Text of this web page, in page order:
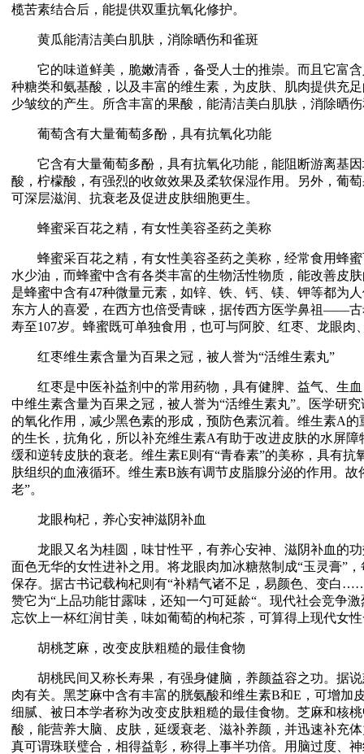
榄苦素结合后，能提供双重抗氧化修护。
黄瓜能清洁美白肌肤，消除晒伤和雀斑
它的味道鲜美，脆嫩清香，备受人士的推崇。而且它富含
种糖类和氨基酸，以及丰富的维生素，为皮肤、肌肉提供充
少皱纹的产生。所含丰富的果酸，能清洁美白肌肤，消除晒
葡萄含有大量葡萄多酚，具有抗氧化功能
它含有大量葡萄多酚，具有抗氧化功能，能阻断游离基因
酸，柠檬酸，有强烈的收敛效果及柔软保湿作用。另外，葡
可深层滋润、抗衰老及促进皮肤细胞更生。
蜂蜜采百花之精，有女性美容圣药之美称
蜂蜜采百花之精，有女性美容圣药之美称，经常食用蜂蜜
水少油，而蜂蜜中含有各类丰富的生物活性物质，能改善皮
是蜂蜜中含有47种微量元素，如锌、铁、钙、镁、钾等都为
东方人的喜爱，在西方也倍受青睐，据传西方医学鼻祖――
寿至107岁。蜂蜜既可单独食用，也可与阿胶、红枣、龙眼肉
红枣维生素含量为百果之冠，被人誉为“活维生素丸”
红枣是中医补益剂中的常用药物，具有健脾、益气、生血
中维生素含量为百果之冠，被人誉为“活维生素丸”。医学研
的氧化作用，减少黑色素的形成，预防色素沉着。维生素A
的生长，抗角化，所以补充维生素A有助于改进皮肤的水屏
缓和逆转皮肤的衰老。维生素E则有“青春素”的美称，具有
肤组织的血液循环。维生素B族有调节皮脂腺分泌的作用。
老”。
龙眼枸杞，养心安神滋阴补血
龙眼又名为桂圆，味甘性平，有养心安神、滋阴补血的功
面色无华的女性进补之用。将龙眼肉加冰糖熬制成“玉灵膏”
保存。据古书记载枸杞则有“补精气诸不足，易颜色、变白
赞它为“上品功能甘露味，还知一勺可延龄“。现代社会竞争
忘饮上一杯红润甘美，味如葡萄的枸杞茶，可算得上现代女
胡桃芝麻，改变皮肤粗糙的最佳食物
胡桃民间又称长寿果，有强身健脑，养颜益容之功。据说
肉有关。黑芝麻中含有丰富的胱氨酸和维生素B和E，可增加
细腻、被日本学者称为改变皮肤粗糙的最佳食物。芝麻和核
酸，能营养大脑、皮肤，延缓衰老、滋补养颜，并迅速补充
真可谓珠联璧合，相得益彰，称得上事半功倍。用脑过度、